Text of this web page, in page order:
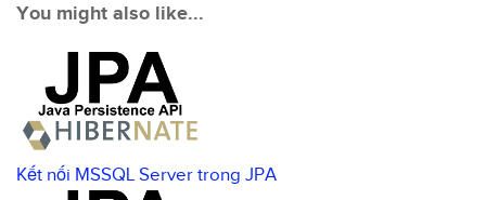
You might also like...
Kết nối MSSQL Server trong JPA